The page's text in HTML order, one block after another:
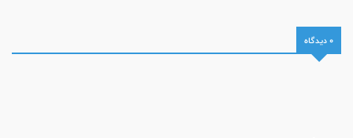
0 دیدگاه